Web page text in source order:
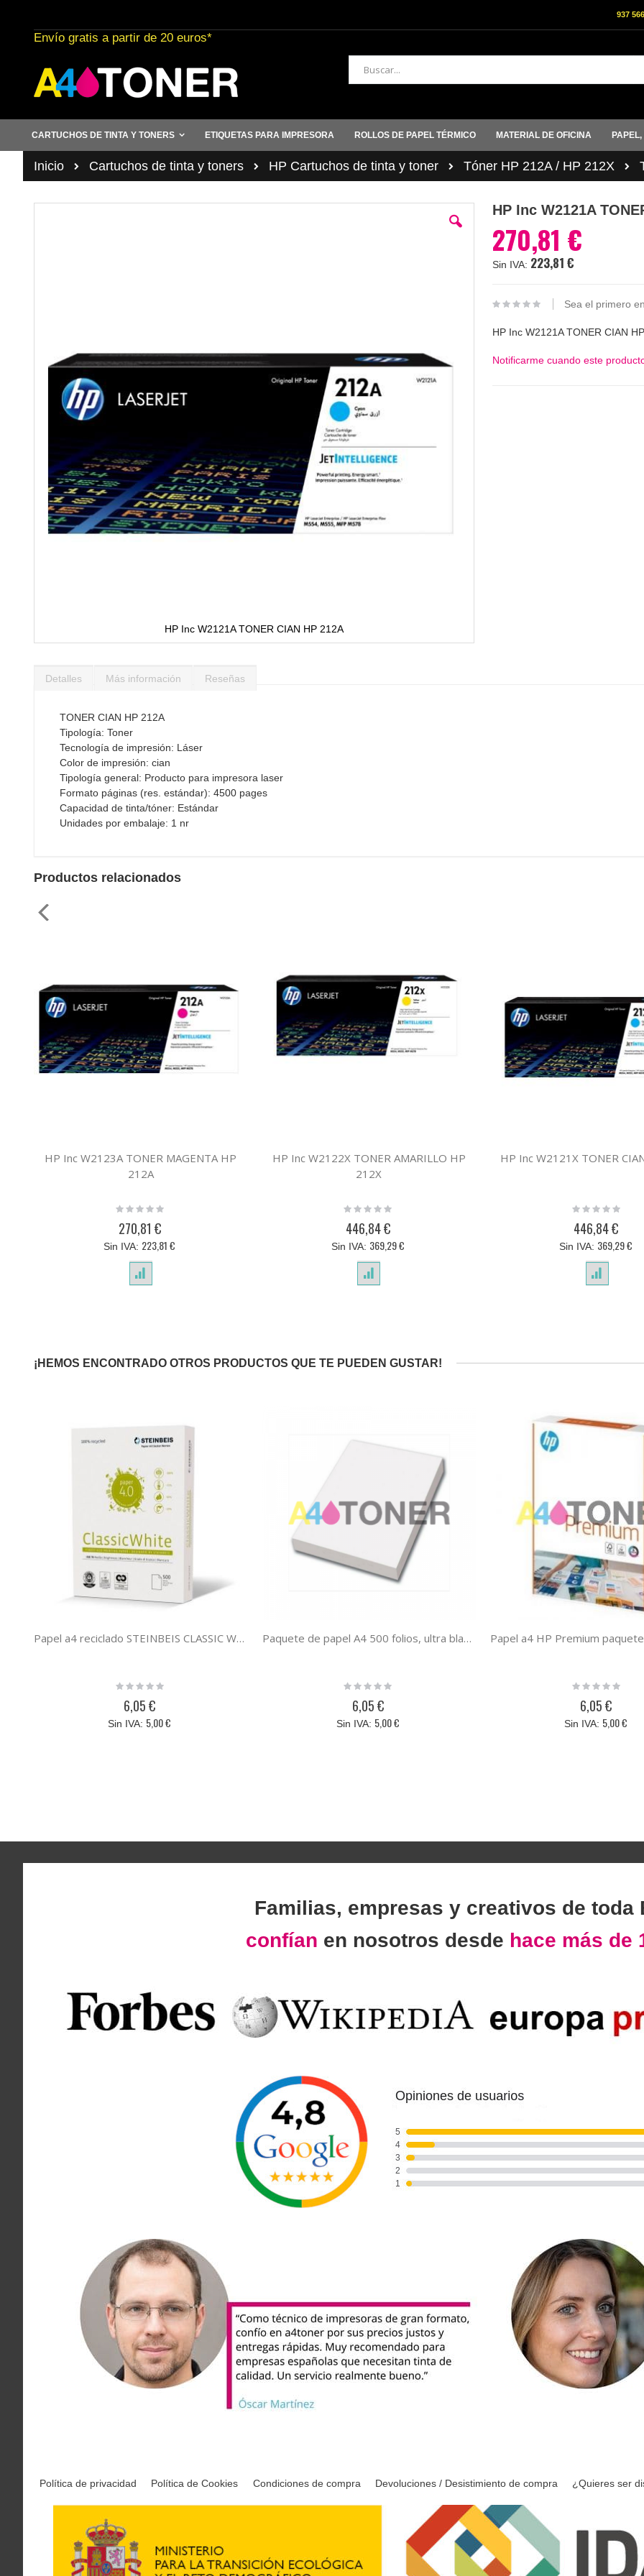
al
contenido
937
Envío gratis a partir de 20 euros*
Buscar
CARTUCHOS DE TINTA Y TONERS ETIQUETAS PARA IMPRESORA ROLLOS DE PAPEL TÉRMICO MATERIAL DE OFICINA PAPEL,
Inicio Cartuchos de tinta y toners HP Cartuchos de tinta y toner Tóner HP 212A / HP 212X
HP Inc W2121A TONER CIAN HP 212A
comienzo
galería
imágenes
HP Inc W2121A
270,81 €
223,81 €
Sea el primero
HP Inc W2121A TONER CIAN
Notificarme cuando este
Detalles
TONER CIAN HP 212A
Tipología: Toner
Tecnología de impresión: Láser
Color de impresión: cian
Tipología general: Producto para impresora laser
Formato páginas (res. estándar): 4500 pages
Capacidad de tinta/tóner: Estándar
Unidades por embalaje: 1 nr
Más información Reseñas
Productos relacionados
HP Inc W2123A TONER MAGENTA HP
212A
Rating:
270,81 €
223,81 €
HP Inc W2122X TONER AMARILLO HP
212X
Rating:
446,84 €
369,29 €
HP Inc W2121X TONER
Rating:
446,84 €
369,29 €
¡HEMOS ENCONTRADO OTROS PRODUCTOS QUE TE PUEDEN GUSTAR!
Papel a4 reciclado STEINBEIS CLASSIC WHITE paquete 500 hojas 80 gramos din A4
Rating:
6,05 €
5,00 €
Paquete de papel A4 500 folios, ultra blanco, 80 gramos de peso y barato
Rating:
6,05 €
5,00 €
Rating:
6,05 €
5,00 €
Familias, empresas y creativos de toda
confían en nosotros desde hace más de
Política de privacidad Política de Cookies Condiciones de compra Devoluciones / Desistimiento de compra ¿Quieres ser